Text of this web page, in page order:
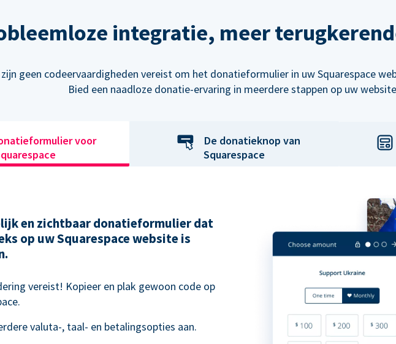
integratie, meer
zijn geen codeervaardigheden vereist om het donatieformulier in uw Squarespace
Bied een naadloze donatie-ervaring in meerdere stappen op uw
voor
De donatieknop van
Squarespace
en zichtbaar donatieformulier dat
op uw Squarespace website is
vereist! Kopieer en plak gewoon code op
valuta-, taal- en betalingsopties aan.